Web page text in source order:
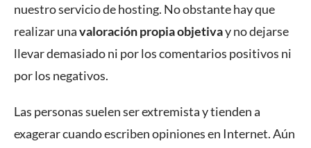
nuestro servicio de hosting. No obstante hay que
realizar unavaloración propia objetivay no dejarse
llevar demasiado ni por los comentarios positivos ni
por los negativos.
Las personas suelen ser extremista y tienden a
exagerar cuando escriben opiniones en Internet. Aún